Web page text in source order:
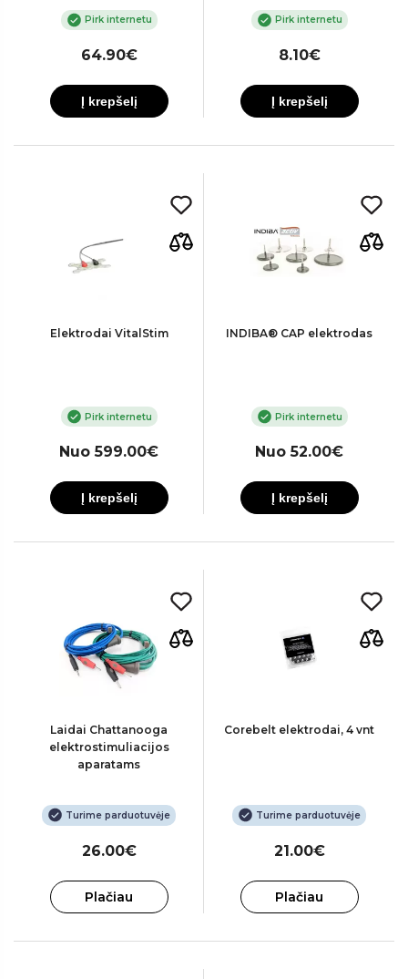
Pirk internetu
64.90€
Į krepšelį
Pirk internetu
8.10€
Į krepšelį
Elektrodai VitalStim
Pirk internetu
Nuo 599.00€
Į krepšelį
INDIBA® CAP elektrodas
Pirk internetu
Nuo 52.00€
Į krepšelį
Laidai Chattanooga
elektrostimuliacijos
aparatams
Turime parduotuvėje
26.00€
Plačiau
Corebelt elektrodai, 4 vnt
Turime parduotuvėje
21.00€
Plačiau